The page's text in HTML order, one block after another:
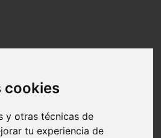
cookies
y otras técnicas de
tu experiencia de